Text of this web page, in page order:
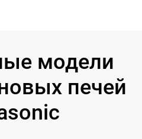
модели
печей